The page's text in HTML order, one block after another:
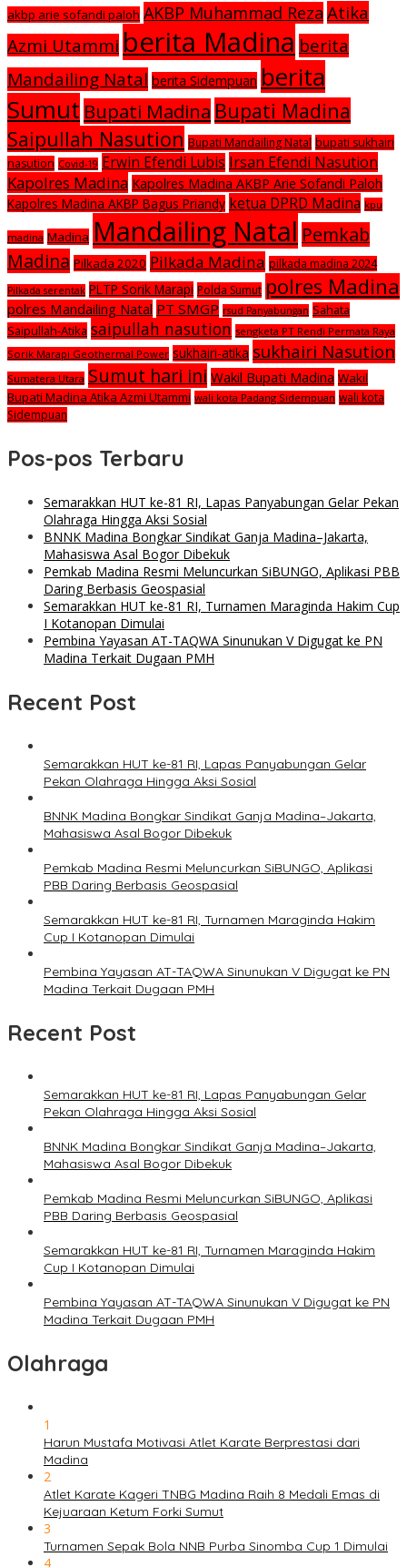
akbp arie sofandi paloh AKBP Muhammad Reza Atika
Azmi Utammi berita Madina berita
Mandailing Natal berita Sidempuan berita
Sumut Bupati Madina Bupati Madina
Saipullah Nasution Bupati Mandailing Natal bupati sukhairi
nasution Covid-19 Erwin Efendi Lubis Irsan Efendi Nasution
Kapolres Madina Kapolres Madina AKBP Arie Sofandi Paloh
Kapolres Madina AKBP Bagus Priandy ketua DPRD Madina kpu
madina Madina Mandailing Natal Pemkab
Madina Pilkada 2020 Pilkada Madina pilkada madina 2024
Pilkada serentak PLTP Sorik Marapi Polda Sumut polres Madina
polres Mandailing Natal PT SMGP rsud Panyabungan Sahata
Saipullah-Atika saipullah nasution sengketa PT Rendi Permata Raya
Sorik Marapi Geothermal Power sukhairi-atika sukhairi Nasution
Sumatera Utara Sumut hari ini Wakil Bupati Madina Wakil
Bupati Madina Atika Azmi Utammi wali kota Padang Sidempuan wali kota
Sidempuan
Pos-pos Terbaru
Semarakkan HUT ke-81 RI, Lapas Panyabungan Gelar Pekan
Olahraga Hingga Aksi Sosial
BNNK Madina Bongkar Sindikat Ganja Madina–Jakarta,
Mahasiswa Asal Bogor Dibekuk
Pemkab Madina Resmi Meluncurkan SiBUNGO, Aplikasi PBB
Daring Berbasis Geospasial
Semarakkan HUT ke-81 RI, Turnamen Maraginda Hakim Cup
I Kotanopan Dimulai
Pembina Yayasan AT-TAQWA Sinunukan V Digugat ke PN
Madina Terkait Dugaan PMH
Recent Post
Semarakkan HUT ke-81 RI, Lapas Panyabungan Gelar
Pekan Olahraga Hingga Aksi Sosial
BNNK Madina Bongkar Sindikat Ganja Madina–Jakarta,
Mahasiswa Asal Bogor Dibekuk
Pemkab Madina Resmi Meluncurkan SiBUNGO, Aplikasi
PBB Daring Berbasis Geospasial
Semarakkan HUT ke-81 RI, Turnamen Maraginda Hakim
Cup I Kotanopan Dimulai
Pembina Yayasan AT-TAQWA Sinunukan V Digugat ke PN
Madina Terkait Dugaan PMH
Recent Post
Semarakkan HUT ke-81 RI, Lapas Panyabungan Gelar
Pekan Olahraga Hingga Aksi Sosial
BNNK Madina Bongkar Sindikat Ganja Madina–Jakarta,
Mahasiswa Asal Bogor Dibekuk
Pemkab Madina Resmi Meluncurkan SiBUNGO, Aplikasi
PBB Daring Berbasis Geospasial
Semarakkan HUT ke-81 RI, Turnamen Maraginda Hakim
Cup I Kotanopan Dimulai
Pembina Yayasan AT-TAQWA Sinunukan V Digugat ke PN
Madina Terkait Dugaan PMH
Olahraga
1
Harun Mustafa Motivasi Atlet Karate Berprestasi dari
Madina
2
Atlet Karate Kageri TNBG Madina Raih 8 Medali Emas di
Kejuaraan Ketum Forki Sumut
3
Turnamen Sepak Bola NNB Purba Sinomba Cup 1 Dimulai
4